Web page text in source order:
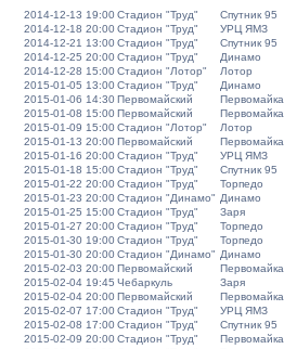
2014-12-13 19:00Стадион "Труд" Спутник 95
2014-12-18 20:00Стадион "Труд" УРЦ ЯМЗ
2014-12-21 13:00Стадион "Труд" Спутник 95
2014-12-25 20:00Стадион "Труд" Динамо
2014-12-28 15:00Стадион "Лотор" Лотор
2015-01-05 13:00Стадион "Труд" Динамо
2015-01-06 14:30Первомайский Первомайка
2015-01-08 15:00Первомайский Первомайка
2015-01-09 15:00Стадион "Лотор" Лотор
2015-01-13 20:00Первомайский Первомайка
2015-01-16 20:00Стадион "Труд" УРЦ ЯМЗ
2015-01-18 15:00Стадион "Труд" Спутник 95
2015-01-22 20:00Стадион "Труд" Торпедо
2015-01-23 20:00Стадион "Динамо" Динамо
2015-01-25 15:00Стадион "Труд" Заря
2015-01-27 20:00Стадион "Труд" Торпедо
2015-01-30 19:00Стадион "Труд" Торпедо
2015-01-30 20:00Стадион "Динамо" Динамо
2015-02-03 20:00Первомайский Первомайка
2015-02-04 19:45 Чебаркуль Заря
2015-02-04 20:00Первомайский Первомайка
2015-02-07 17:00Стадион "Труд" УРЦ ЯМЗ
2015-02-08 17:00Стадион "Труд" Спутник 95
2015-02-09 20:00Стадион "Труд" Первомайка